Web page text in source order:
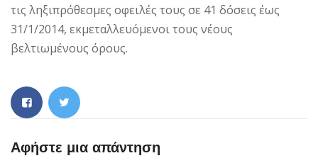
τις ληξιπρόθεσμες οφειλές τους σε 41 δόσεις έως
31/1/2014, εκμεταλλευόμενοι τους νέους
βελτιωμένους όρους.
Αφήστε μια απάντηση